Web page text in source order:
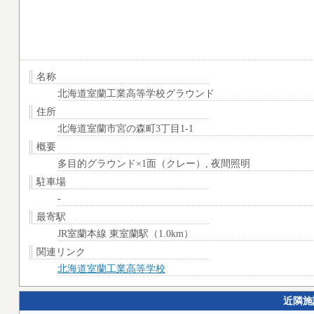
名称
北海道室蘭工業高等学校グラウンド
住所
北海道室蘭市宮の森町3丁目1-1
概要
多目的グラウンド×1面（クレー）, 夜間照明
駐車場
-
最寄駅
JR室蘭本線 東室蘭駅（1.0km）
関連リンク
北海道室蘭工業高等学校
近隣